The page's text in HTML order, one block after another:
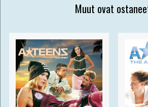
Muut ovat